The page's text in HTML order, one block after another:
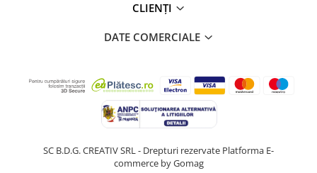
CLIENȚI
DATE COMERCIALE
SC B.D.G. CREATIV SRL - Drepturi rezervate Platforma E-
commerce by Gomag